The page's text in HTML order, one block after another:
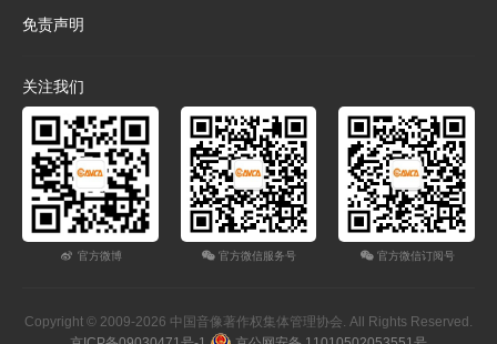
免责声明
关注我们
官方微博 官方微信服务号 官方微信订阅号
Copyright © 2009-2026 中国音像著作权集体管理协会. All Rights Reserved.